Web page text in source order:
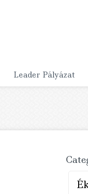
Leader Pályázat